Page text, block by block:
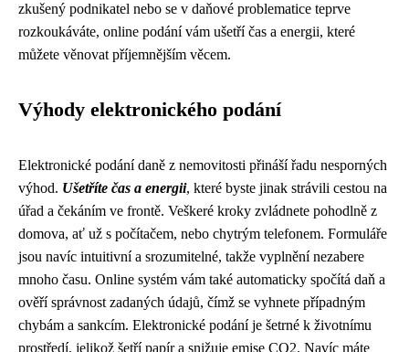
zkušený podnikatel nebo se v daňové problematice teprve
rozkoukáváte, online podání vám ušetří čas a energii, které
můžete věnovat příjemnějším věcem.
Výhody elektronického podání
Elektronické podání daně z nemovitosti přináší řadu nesporných
výhod. Ušetříte čas a energii, které byste jinak strávili cestou na
úřad a čekáním ve frontě. Veškeré kroky zvládnete pohodlně z
domova, ať už s počítačem, nebo chytrým telefonem. Formuláře
jsou navíc intuitivní a srozumitelné, takže vyplnění nezabere
mnoho času. Online systém vám také automaticky spočítá daň a
ověří správnost zadaných údajů, čímž se vyhnete případným
chybám a sankcím. Elektronické podání je šetrné k životnímu
prostředí, jelikož šetří papír a snižuje emise CO2. Navíc máte